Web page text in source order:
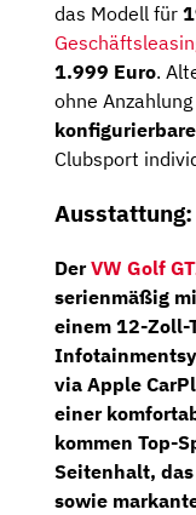
das Modell für
1.999 Euro.
ohne
Clubsport
DerVW Golf
serienmäßig
einem 12-Zoll-
via Apple
einer
kommen Top-
Seitenhalt,
sowie